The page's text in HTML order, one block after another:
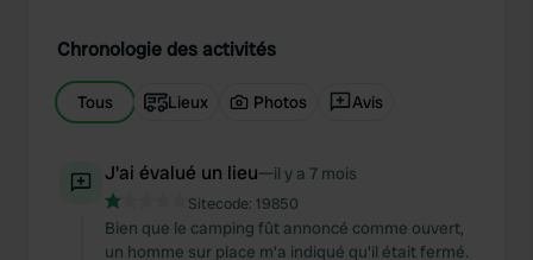
Chronologie des activités
Tous Lieux Photos Avis
J'ai évalué un lieu—il y a 7 mois
Sitecode: 19850
Bien que le camping fût annoncé comme ouvert,
un homme sur place m'a indiqué qu'il était fermé.